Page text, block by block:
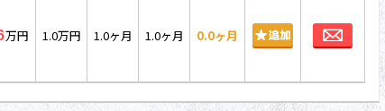
万円 1.0万円 1.0ヶ月 1.0ヶ月 0.0ヶ月 お問